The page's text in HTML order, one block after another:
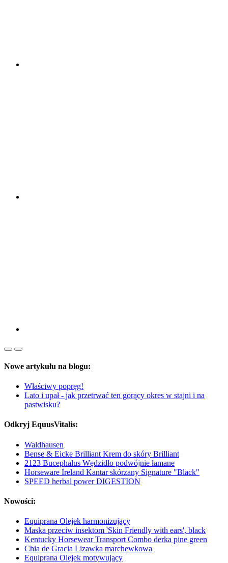
Nowe artykułu na blogu:
Właściwy popręg!
Lato i upał - jak przetrwać ten gorący okres w stajni i na
pastwisku?
Odkryj EquusVitalis:
Waldhausen
Bense & Eicke Brilliant Krem do skóry Brilliant
2123 Bucephalus Wędzidło podwójnie łamane
Horseware Ireland Kantar skórzany Signature "Black"
SPEED herbal power DIGESTION
Nowości:
Equiprana Olejek harmonizujący
Maska przeciw insektom 'Skin Friendly with ears', black
Kentucky Horsewear Transport Combo derka pine green
Chia de Gracia Lizawka marchewkowa
Equiprana Olejek motywujący